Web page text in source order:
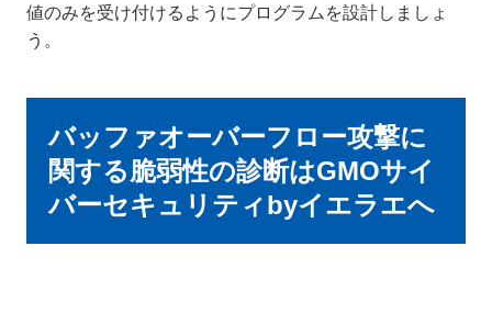
値のみを受け付けるようにプログラムを設計しましょ
う。
バッファオーバーフロー攻撃に
関する脆弱性の診断はGMOサイ
バーセキュリティbyイエラエへ